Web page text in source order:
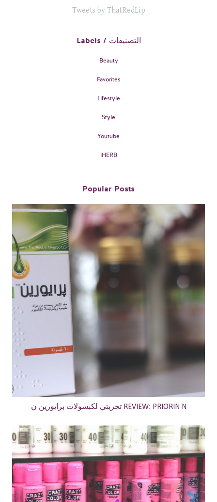
Tweets by ThatRedLip
Labels / التصنيفات
Beauty
Favorites
Lifestyle
Style
Youtube
iHERB
Popular Posts
تجربتي لكبسولات برايورين ن REVIEW: PRIORIN N